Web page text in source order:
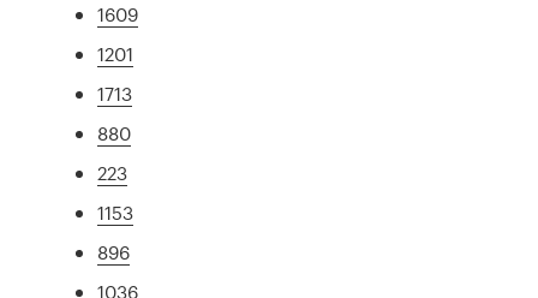
1609
1201
1713
880
223
1153
896
1036